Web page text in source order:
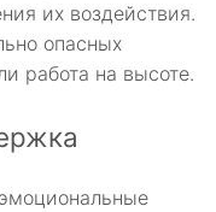
их воздействия.
опасных
работа на высоте.